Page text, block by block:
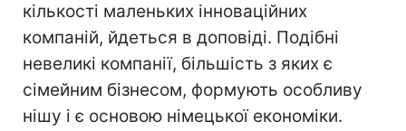
кількості маленьких інноваційних
компаній, йдеться в доповіді. Подібні
невеликі компанії, більшість з яких є
сімейним бізнесом, формують особливу
нішу і є основою німецької економіки.